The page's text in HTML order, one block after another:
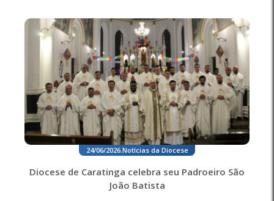
24/06/2026. Notícias da Diocese
Diocese de Caratinga celebra seu Padroeiro São
João Batista